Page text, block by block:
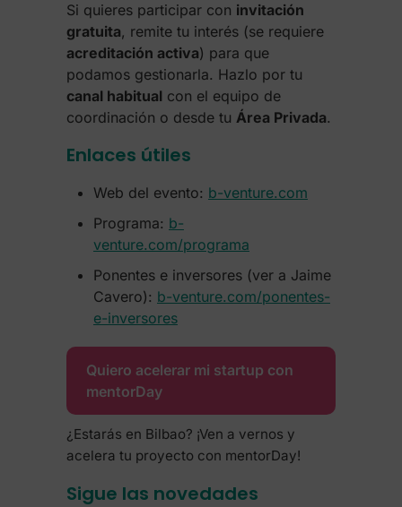
Si quieres participar con invitación
gratuita, remite tu interés (se requiere
acreditación activa) para que
podamos gestionarla. Hazlo por tu
canal habitual con el equipo de
coordinación o desde tu Área Privada.
Enlaces útiles
Web del evento: b-venture.com
Programa: b-
venture.com/programa
Ponentes e inversores (ver a Jaime
Cavero): b-venture.com/ponentes-
e-inversores
Quiero acelerar mi startup con
mentorDay
¿Estarás en Bilbao? ¡Ven a vernos y
acelera tu proyecto con mentorDay!
Sigue las novedades